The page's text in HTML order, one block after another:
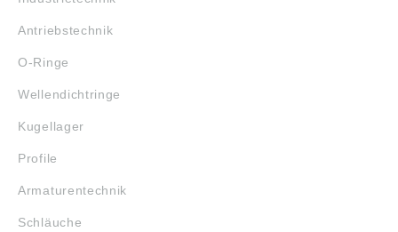
Antriebstechnik
O-Ringe
Wellendichtringe
Kugellager
Profile
Armaturentechnik
Schläuche